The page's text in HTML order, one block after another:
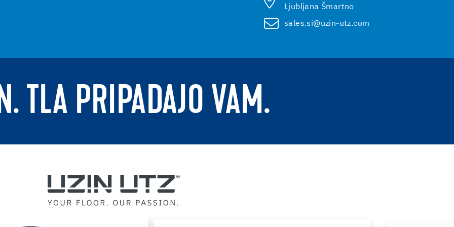
Ljubljana Šmartno
sales.si@uzin-utz.com
TLA PRIPADAJO VAM.